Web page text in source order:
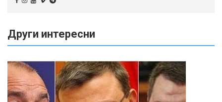
Други интересни